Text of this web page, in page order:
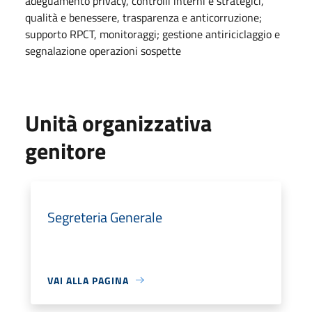
qualità e benessere, trasparenza e anticorruzione;
supporto RPCT, monitoraggi; gestione antiriciclaggio e
segnalazione operazioni sospette
Unità organizzativa
genitore
Segreteria Generale
VAI ALLA PAGINA